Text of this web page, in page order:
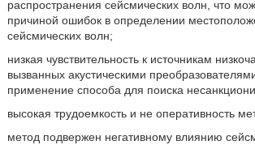
распространения сейсмических волн, что
причиной ошибок в определении
сейсмических волн;
низкая чувствительность к источникам
вызванных акустическими
применение способа для поиска
высокая трудоемкость и не оперативность
метод подвержен негативному влиянию